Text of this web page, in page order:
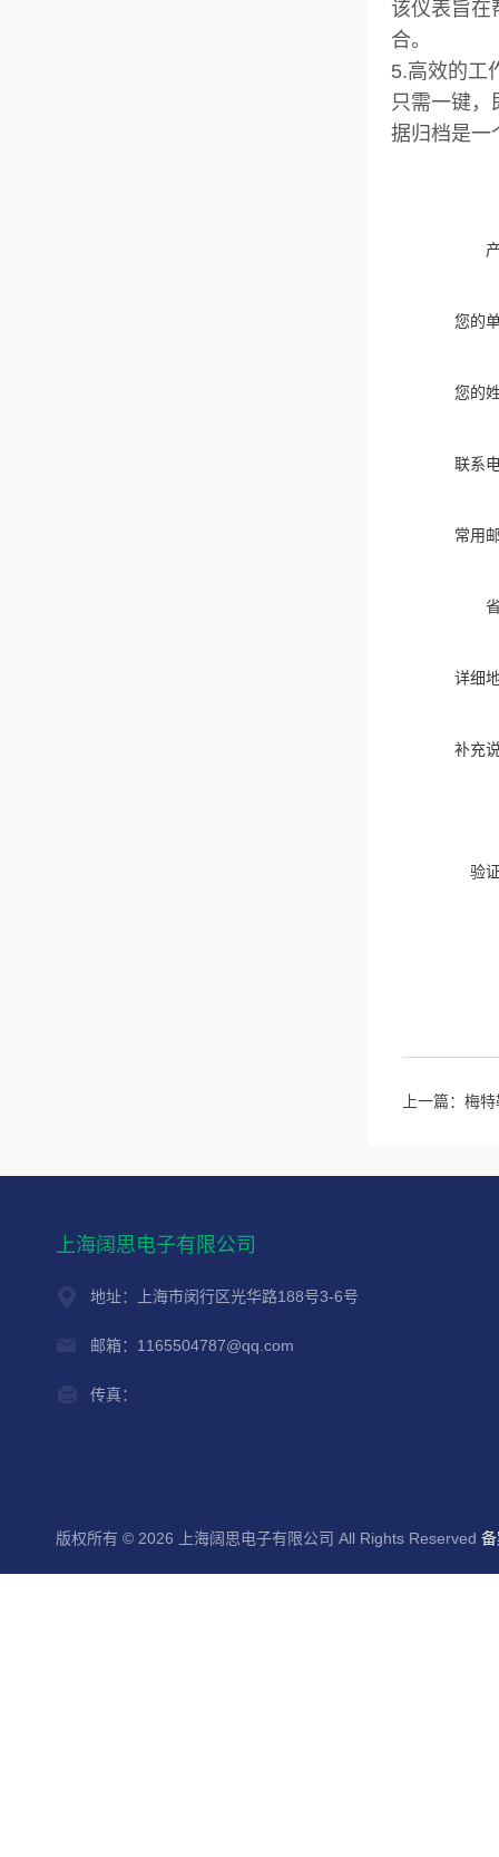
该仪表旨在
合。
5.高效的工
只需一键
据归档是一
您的
您的
联系
常用
详细
补充
验
上一篇： 梅
上海阔思电子有限公司
地址：上海市闵行区光华路188号3-6号
邮箱：1165504787@qq.com
传真：
版权所有 © 2026 上海阔思电子有限公司 All Rights Reserved